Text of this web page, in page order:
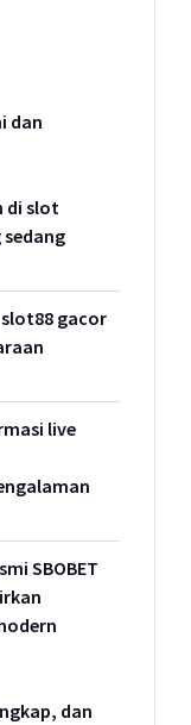
dan
di slot
slot88 gacor
live
SBOBET
dan